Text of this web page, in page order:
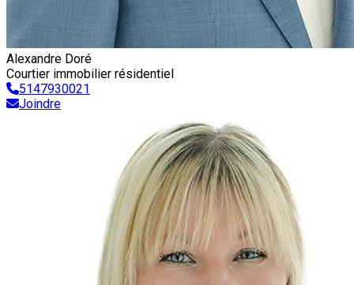
Alexandre Doré
Courtier immobilier résidentiel
5147930021
Joindre